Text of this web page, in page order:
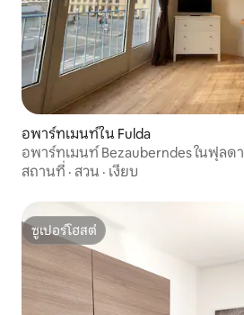
อพาร์ทเมนท์ใน Fulda
อพาร์ทเมนท์ Bezauberndes ในฟุลดา
สถานที่ · สวน · เงียบ
ซูเปอร์โฮสต์
ซูเปอร์โฮสต์